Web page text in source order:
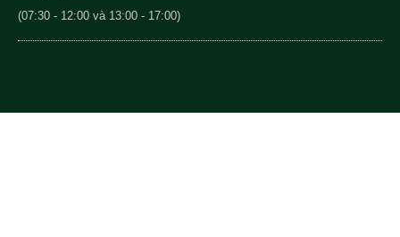
(07:30 - 12:00 và 13:00 - 17:00)